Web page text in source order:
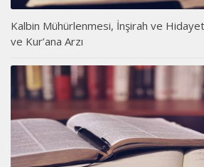
Kalbin Mühürlenmesi, İnşirah ve Hidayet
ve Kur’ana Arzı